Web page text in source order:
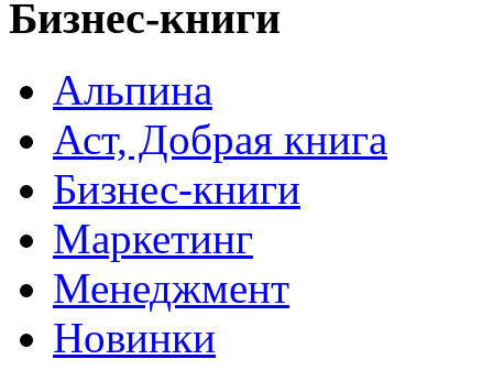
Бизнес-книги
Альпина
Аст, Добрая книга
Бизнес-книги
Маркетинг
Менеджмент
Новинки